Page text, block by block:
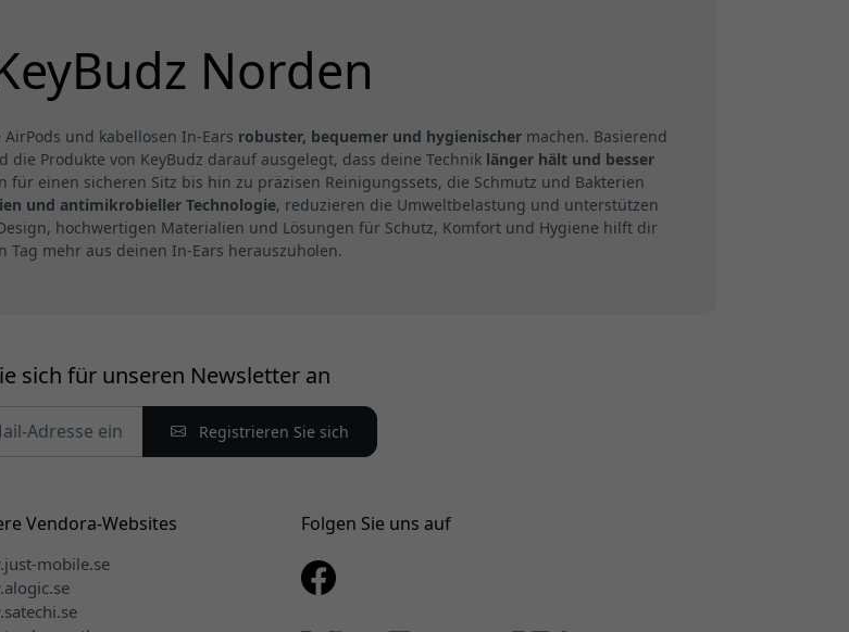
Norden
und kabellosen In-Ears robuster, bequemer und hygienischer machen. Basierend
Produkte von KeyBudz darauf ausgelegt, dass deine Technik länger hält und besser
einen sicheren Sitz bis hin zu präzisen Reinigungssets, die Schmutz und Bakterien
und antimikrobieller Technologie, reduzieren die Umweltbelastung und unterstützen
hochwertigen Materialien und Lösungen für Schutz, Komfort und Hygiene hilft dir
Tag mehr aus deinen In-Ears herauszuholen.
sich für unseren Newsletter an
Registrieren Sie sich
Vendora-Websites
mobile.se
Folgen Sie uns auf